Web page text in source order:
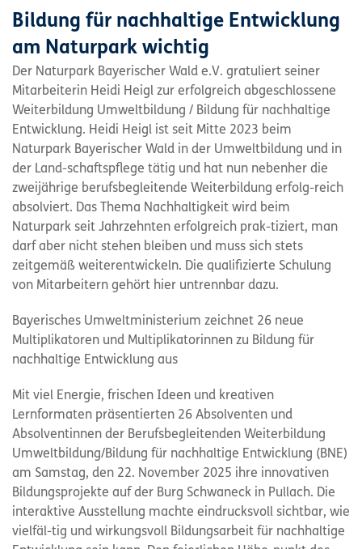
Bildung für nachhaltige Entwicklung
am Naturpark wichtig
Der Naturpark Bayerischer Wald e.V. gratuliert seiner
Mitarbeiterin Heidi Heigl zur erfolgreich abgeschlossene
Weiterbildung Umweltbildung / Bildung für nachhaltige
Entwicklung. Heidi Heigl ist seit Mitte 2023 beim
Naturpark Bayerischer Wald in der Umweltbildung und in
der Land-schaftspflege tätig und hat nun nebenher die
zweijährige berufsbegleitende Weiterbildung erfolg-reich
absolviert. Das Thema Nachhaltigkeit wird beim
Naturpark seit Jahrzehnten erfolgreich prak-tiziert, man
darf aber nicht stehen bleiben und muss sich stets
zeitgemäß weiterentwickeln. Die qualifizierte Schulung
von Mitarbeitern gehört hier untrennbar dazu.
Bayerisches Umweltministerium zeichnet 26 neue
Multiplikatoren und Multiplikatorinnen zu Bildung für
nachhaltige Entwicklung aus
Mit viel Energie, frischen Ideen und kreativen
Lernformaten präsentierten 26 Absolventen und
Absolventinnen der Berufsbegleitenden Weiterbildung
Umweltbildung/Bildung für nachhaltige Entwicklung (BNE)
am Samstag, den 22. November 2025 ihre innovativen
Bildungsprojekte auf der Burg Schwaneck in Pullach. Die
interaktive Ausstellung machte eindrucksvoll sichtbar, wie
vielfäl-tig und wirkungsvoll Bildungsarbeit für nachhaltige